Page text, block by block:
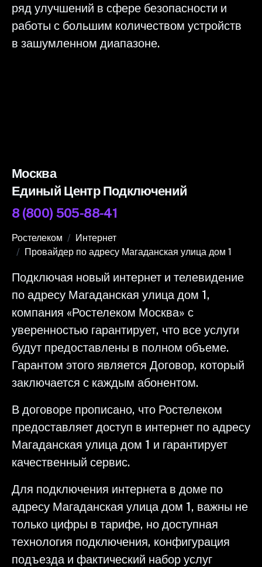
ряд улучшений в сфере безопасности и
работы с большим количеством устройств
в зашумленном диапазоне.
Москва
Единый Центр Подключений
8 (800) 505-88-41
Ростелеком
Интернет
Провайдер по адресу Магаданская улица дом 1
Подключая новый интернет и телевидение
по адресу Магаданская улица дом 1,
компания «Ростелеком Москва» с
уверенностью гарантирует, что все услуги
будут предоставлены в полном объеме.
Гарантом этого является Договор, который
заключается с каждым абонентом.
В договоре прописано, что Ростелеком
предоставляет доступ в интернет по адресу
Магаданская улица дом 1 и гарантирует
качественный сервис.
Для подключения интернета в доме по
адресу Магаданская улица дом 1, важны не
только цифры в тарифе, но доступная
технология подключения, конфигурация
подъезда и фактический набор услуг